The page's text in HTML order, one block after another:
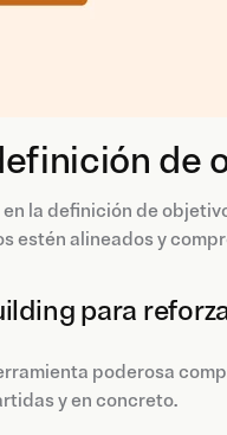
de
la definición de
estén alineados y
para
poderosa
y en concreto.